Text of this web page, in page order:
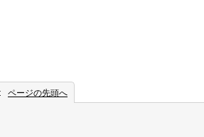
ページの先頭へ